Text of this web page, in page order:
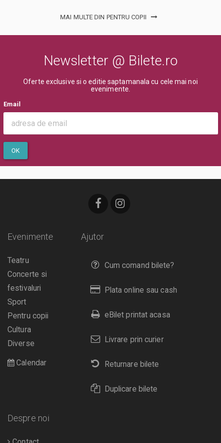
MAI MULTE DIN PENTRU COPII
Newsletter @ Bilete.ro
Oferte exclusive si o editie saptamanala cu cele mai noi
evenimente.
Email
OK
Ajutor
Cum comand bilete?
Plata online sau cash
eBilet printat acasa
Livrare prin curier
Returnare bilete
Duplicare bilete
Evenimente
Teatru
Concerte si
festivaluri
Sport
Pentru copii
Cultura
Diverse
Calendar
Despre noi